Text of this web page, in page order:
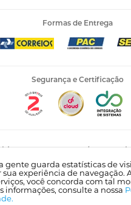
gente guarda estatísticas de
sua experiência de navegação.
você concorda com tal
informações, consulte a nossa
Formas de Entrega
Segurança e Certificação
LTDA - 53.535.423/0005-04 |
- SP | CEP 07215-030 |